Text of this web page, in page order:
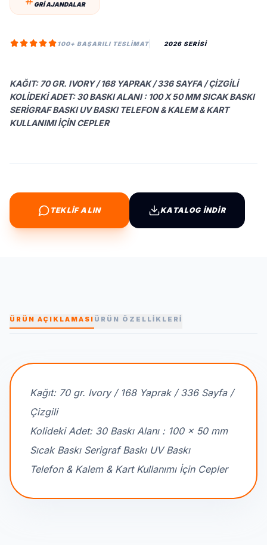
GRI AJANDALAR
100+ BAŞARILI TESLIMAT 2026 SERİSİ
KAĞIT: 70 GR. IVORY / 168 YAPRAK / 336 SAYFA / ÇIZGILI
KOLIDEKI ADET: 30 BASKI ALANI : 100 X 50 MM SICAK BASKI
SERIGRAF BASKI UV BASKI TELEFON & KALEM & KART
KULLANIMI İÇIN CEPLER
TEKLİF ALIN KATALOG İNDİR
ÜRÜN AÇIKLAMASI ÜRÜN ÖZELLİKLERİ
Kağıt: 70 gr. Ivory / 168 Yaprak / 336 Sayfa /
Çizgili
Kolideki Adet: 30 Baskı Alanı : 100 x 50 mm
Sıcak Baskı Serigraf Baskı UV Baskı
Telefon & Kalem & Kart Kullanımı İçin Cepler